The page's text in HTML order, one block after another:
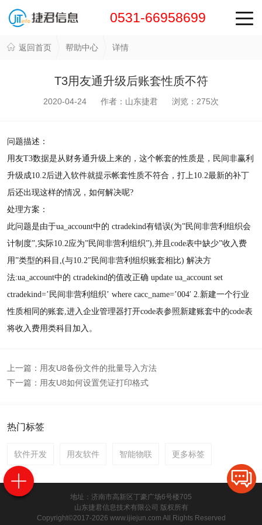
0531-66958699
返回首页 帮助中心 详情
T3用友通升级后账套性质不符
2020-04-24 作者：山东捷君 浏览： 275次
问题描述：
用友T3数据是从财务通升级上来的，这个帐套的性质是，民间非赢利
升级成10.2后进入软件就提示帐套性质不符合，打上10.2最新的补丁
后还出现这样的情况，如何解决呢?
处理方案：
此问题是由于ua_account中的 ctradekind有错误(为”民间非营利组织会
计制度”,实际10.2应为”民间非营利组织”),并且code表中缺少”收入费
用”类型的科目,(与10.2″民间非营利组织账套相比) 解决方
法:ua_account中的 ctradekind的值改正确 update ua_account set
ctradekind=’民间非营利组织’ where cacc_name=’004′ 2.新建一个行业
性质相同的账套,进入企业管理器打开code表参照新建账套中的code表
将收入费用类科目加入。
上一篇： 用友U8备份文件的批量导入方法
下一篇： 用友U8如何设置凭证打印格式
热门标签
软件开发 用友软件 智能物联 更多标签
地址：济南市高新区丁豪广场6号楼705
山东捷君信息技术有限公司 版权所有
Copyright©2017-2026 www.ijiejun.com All Rights Reserved